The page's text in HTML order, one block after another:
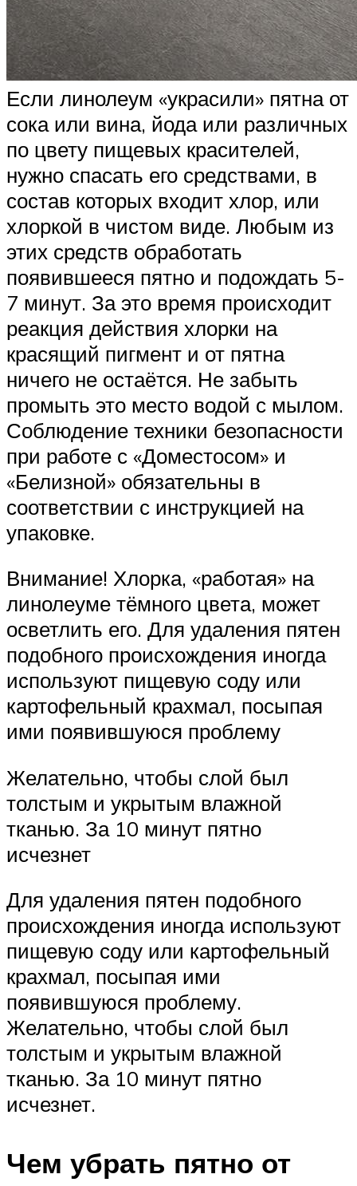
Если линолеум «украсили» пятна от
сока или вина, йода или различных
по цвету пищевых красителей,
нужно спасать его средствами, в
состав которых входит хлор, или
хлоркой в чистом виде. Любым из
этих средств обработать
появившееся пятно и подождать 5-
7 минут. За это время происходит
реакция действия хлорки на
красящий пигмент и от пятна
ничего не остаётся. Не забыть
промыть это место водой с мылом.
Соблюдение техники безопасности
при работе с «Доместосом» и
«Белизной» обязательны в
соответствии с инструкцией на
упаковке.
Внимание! Хлорка, «работая» на
линолеуме тёмного цвета, может
осветлить его. Для удаления пятен
подобного происхождения иногда
используют пищевую соду или
картофельный крахмал, посыпая
ими появившуюся проблему
Желательно, чтобы слой был
толстым и укрытым влажной
тканью. За 10 минут пятно
исчезнет
Для удаления пятен подобного
происхождения иногда используют
пищевую соду или картофельный
крахмал, посыпая ими
появившуюся проблему.
Желательно, чтобы слой был
толстым и укрытым влажной
тканью. За 10 минут пятно
исчезнет.
Чем убрать пятно от